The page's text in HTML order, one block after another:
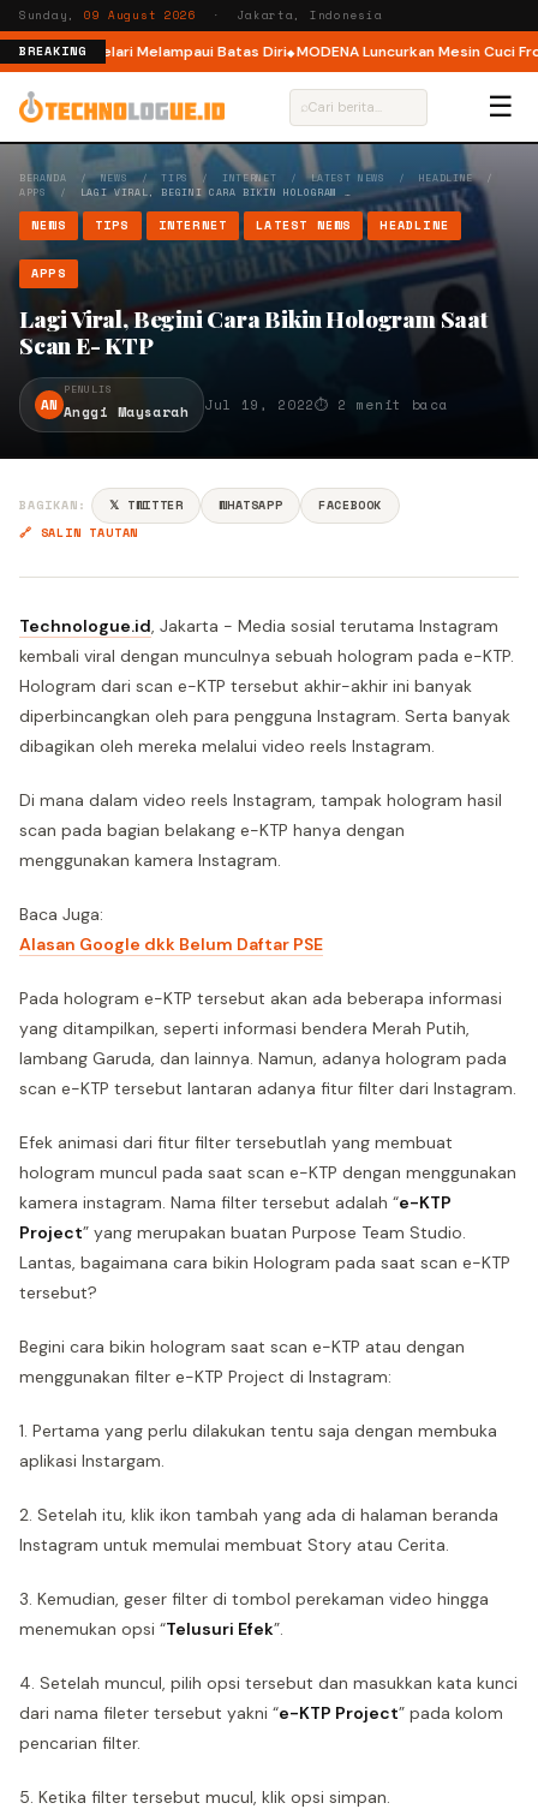
Sunday, 09 August 2026 · Jakarta, Indonesia
BREAKING
Ajak Pelari Melampaui Batas Diri MODENA Luncurkan Mesin Cuci
⌕ ☰
BERANDA /NEWS /TIPS / INTERNET /LATEST NEWS / HEADLINE/
APPS / LAGI VIRAL, BEGINI CARA BIKIN HOLOGRAM …
NEWS TIPS INTERNET LATEST NEWS HEADLINE
APPS
Lagi Viral, Begini Cara Bikin Hologram Saat
Scan E- KTP
AN
PENULIS
Anggi Maysarah Jul 19, 2022⏱ 2 menit baca
BAGIKAN: 𝕏 TWITTER WHATSAPP
FACEBOOK
🔗 SALIN TAUTAN
Technologue.id, Jakarta - Media sosial terutama Instagram
kembali viral dengan munculnya sebuah hologram pada e-KTP.
Hologram dari scan e-KTP tersebut akhir-akhir ini banyak
diperbincangkan oleh para pengguna Instagram. Serta banyak
dibagikan oleh mereka melalui video reels Instagram.
Di mana dalam video reels Instagram, tampak hologram hasil
scan pada bagian belakang e-KTP hanya dengan
menggunakan kamera Instagram.
Baca Juga:
Alasan Google dkk Belum Daftar PSE
Pada hologram e-KTP tersebut akan ada beberapa informasi
yang ditampilkan, seperti informasi bendera Merah Putih,
lambang Garuda, dan lainnya. Namun, adanya hologram pada
scan e-KTP tersebut lantaran adanya fitur filter dari Instagram.
Efek animasi dari fitur filter tersebutlah yang membuat
hologram muncul pada saat scan e-KTP dengan menggunakan
kamera instagram. Nama filter tersebut adalah “e-KTP
Project” yang merupakan buatan Purpose Team Studio.
Lantas, bagaimana cara bikin Hologram pada saat scan e-KTP
tersebut?
Begini cara bikin hologram saat scan e-KTP atau dengan
menggunakan filter e-KTP Project di Instagram:
1. Pertama yang perlu dilakukan tentu saja dengan membuka
aplikasi Instargam.
2. Setelah itu, klik ikon tambah yang ada di halaman beranda
Instagram untuk memulai membuat Story atau Cerita.
3. Kemudian, geser filter di tombol perekaman video hingga
menemukan opsi “Telusuri Efek”.
4. Setelah muncul, pilih opsi tersebut dan masukkan kata kunci
dari nama fileter tersebut yakni “e-KTP Project” pada kolom
pencarian filter.
5. Ketika filter tersebut mucul, klik opsi simpan.